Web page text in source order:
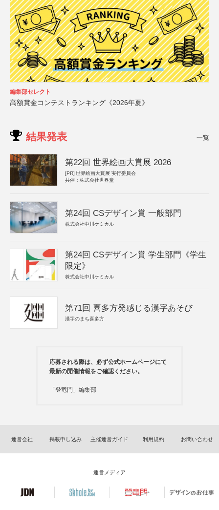
編集部セレクト
高額賞金コンテストランキング《2026年夏》
結果発表 一覧
第22回 世界絵画大賞展 2026
[PR] 世界絵画大賞展 実行委員会
共催：株式会社世界堂
第24回 CSデザイン賞 一般部門
株式会社中川ケミカル
第24回 CSデザイン賞 学生部門《学生
限定》
株式会社中川ケミカル
第71回 喜多方発感じる漢字あそび
漢字のまち喜多方
応募される際は、必ず公式ホームページにて
最新の開催情報をご確認ください。
「登竜門」編集部
運営会社 掲載申し込み 主催運営ガイド 利用規約 お問い合わせ
運営メディア